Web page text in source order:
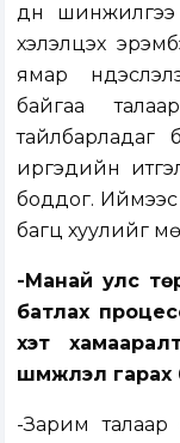
дүн
хэлэлцэх
ямар
байгаа
тайлбарладаг
иргэдийн
боддог. Иймээс
багц хуулийг
-Манай улс
батлах
хэт
шүүмжлэл
-Зарим